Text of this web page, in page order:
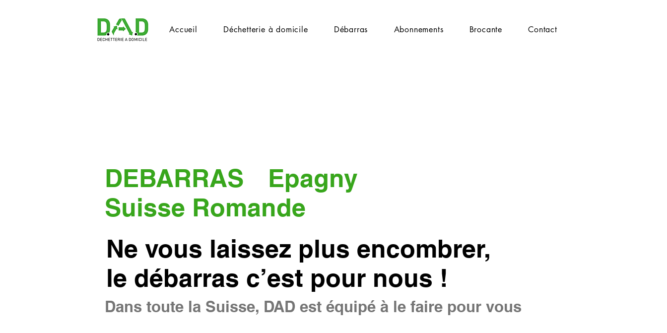
Accueil Déchetterie à domicile Débarras Abonnements Brocante Contact
DEBARRAS
Epagny
Suisse Romande
Ne vous laissez plus encombrer,
le débarras c’est pour nous !
Dans toute la Suisse, DAD est équipé à le faire pour vous